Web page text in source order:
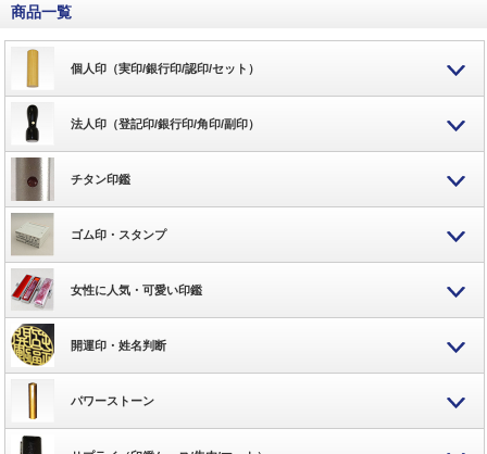
商品一覧
個人印（実印/銀行印/認印/セット）
法人印（登記印/銀行印/角印/副印）
チタン印鑑
ゴム印・スタンプ
女性に人気・可愛い印鑑
開運印・姓名判断
パワーストーン